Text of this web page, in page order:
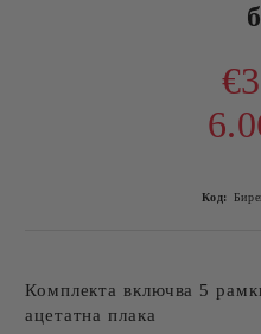
Код:
Комплекта включва 5
ацетатна плака